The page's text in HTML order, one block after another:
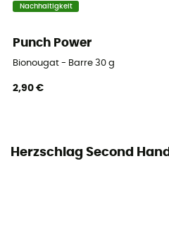
Nachhaltigkeit
Punch Power
Bionougat - Barre 30 g
2,90 €
Herzschlag Second Hand